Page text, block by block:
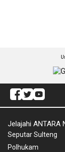
Jelajahi ANTARA
Seputar Sulteng
Polhukam